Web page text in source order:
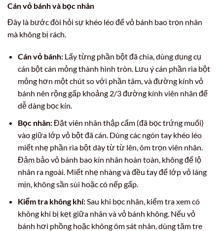
Cán vỏ bánh và bọc nhân
Đây là bước đòi hỏi sự khéo léo để vỏ bánh bao trọn nhân
mà không bị rách.
Cán vỏ bánh:Lấy từng phần bột đã chia, dùng dụng cụ
cán bột cán mỏng thành hình tròn. Lưu ý cán phần rìa bột
mỏng hơn một chút so với phần tâm, và đường kính vỏ
bánh nên rộng gấp khoảng 2/3 đường kính viên nhân để
dễ dàng bọc kín.
Bọc nhân:Đặt viên nhân thập cẩm (đã bọc trứng muối)
vào giữa lớp vỏ bột đã cán. Dùng các ngón tay khéo léo
miết nhẹ phần rìa bột dày từ từ lên, ôm trọn viên nhân.
Đảm bảo vỏ bánh bao kín nhân hoàn toàn, không để lộ
nhân ra ngoài. Miết nhẹ nhàng và đều tay để lớp vỏ láng
mịn, không sần sùi hoặc có nếp gấp.
Kiểm tra không khí:Sau khi bọc nhân, kiểm tra xem có
không khí bị kẹt giữa nhân và vỏ bánh không. Nếu vỏ
bánh hơi phồng hoặc không ôm sát nhân, dùng tăm tre